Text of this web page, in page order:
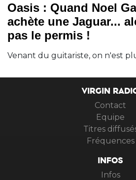
Oasis : Quand Noel
achète une Jaguar...
pas le permis !
Venant du guitariste, on n'est
VIRGIN
Contact
Equipe
Titres
Fréquences
INFOS
Infos